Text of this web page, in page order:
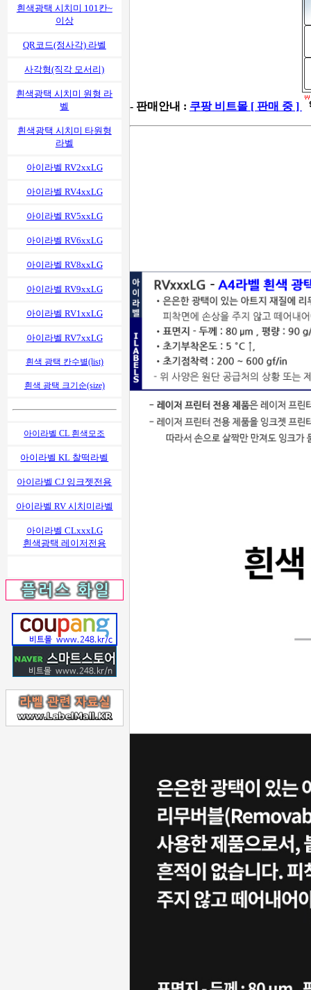
흰색광택 시치미 101칸~
이상
QR코드(정사각) 라벨
사각형(직각 모서리)
흰색광택 시치미 원형 라
벨
흰색광택 시치미 타원형
라벨
아이라벨 RV2xxLG
아이라벨 RV4xxLG
아이라벨 RV5xxLG
아이라벨 RV6xxLG
아이라벨 RV8xxLG
아이라벨 RV9xxLG
아이라벨 RV1xxLG
아이라벨 RV7xxLG
흰색 광택 칸수별(list)
흰색 광택 크기순(size)
아이라벨 CL 흰색모조
아이라벨 KL 찰떡라벨
아이라벨 CJ 잉크젯전용
아이라벨 RV 시치미라벨
아이라벨 CLxxxLG
흰색광택 레이저전용
- 판매안내 : 쿠팡 비트몰 [ 판매 중 ]